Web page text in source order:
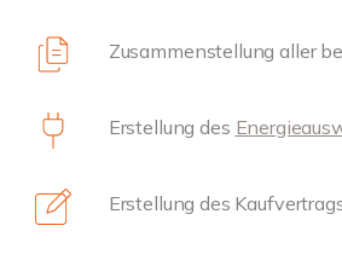
Zusammenstellung aller
Erstellung des
Erstellung des